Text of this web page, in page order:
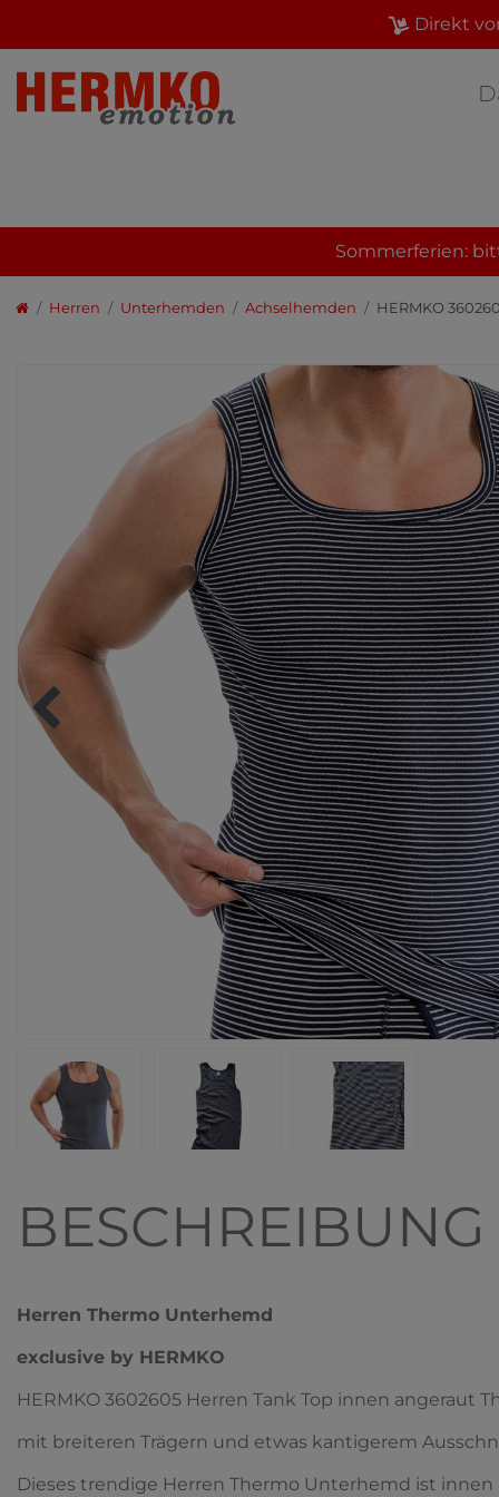
Direkt
Sommerferien:
Herren Unterhemden Achselhemden HERMKO
BESCHREIBUNG
Herren Thermo Unterhemd
exclusive by HERMKO
HERMKO 3602605 Herren Tank Top innen angeraut
mit breiteren Trägern und etwas kantigerem
Dieses trendige Herren Thermo Unterhemd ist